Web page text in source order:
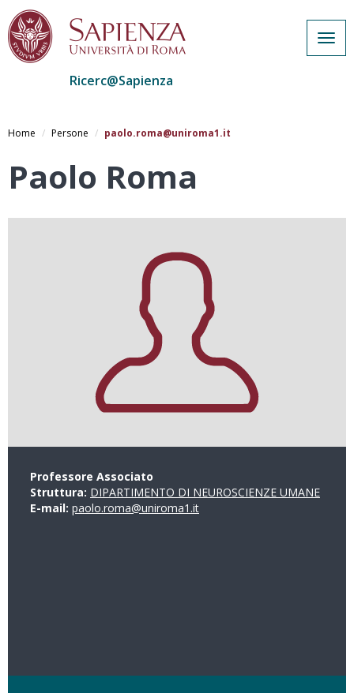
al
Ricerc@Sapienza
Home Persone paolo.roma@uniroma1.it
Paolo Roma
Professore Associato
Struttura: DIPARTIMENTO DI NEUROSCIENZE UMANE
E-mail: paolo.roma@uniroma1.it